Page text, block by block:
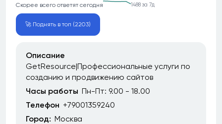
Скорее всего ответят сегодня 1488 за 7д
🚀 Поднять в топ (2203)
Описание
GetResource|Профессиональные услуги по
созданию и продвижению сайтов
Часы работы Пн-Пт: 9.00 - 18.00
Телефон +79001359240
Город: Москва